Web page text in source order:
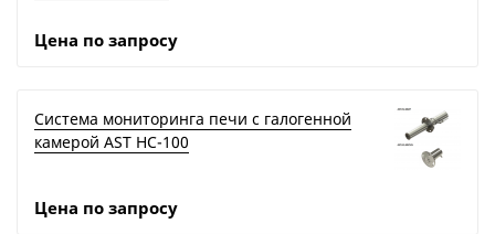
Цена по запросу
Система мониторинга печи с галогенной
камерой AST HC-100
Цена по запросу